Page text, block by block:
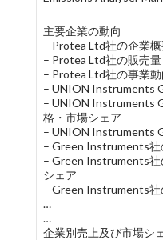
主要企業の動向
– Protea Ltd社の企業
– Protea Ltd社の販売
– Protea Ltd社の事業動
– UNION Instruments
– UNION Instruments
格・市場シェア
– UNION Instruments
– Green Instruments
– Green Instruments
シェア
– Green Instruments社
…
…
企業別売上及び市場シ